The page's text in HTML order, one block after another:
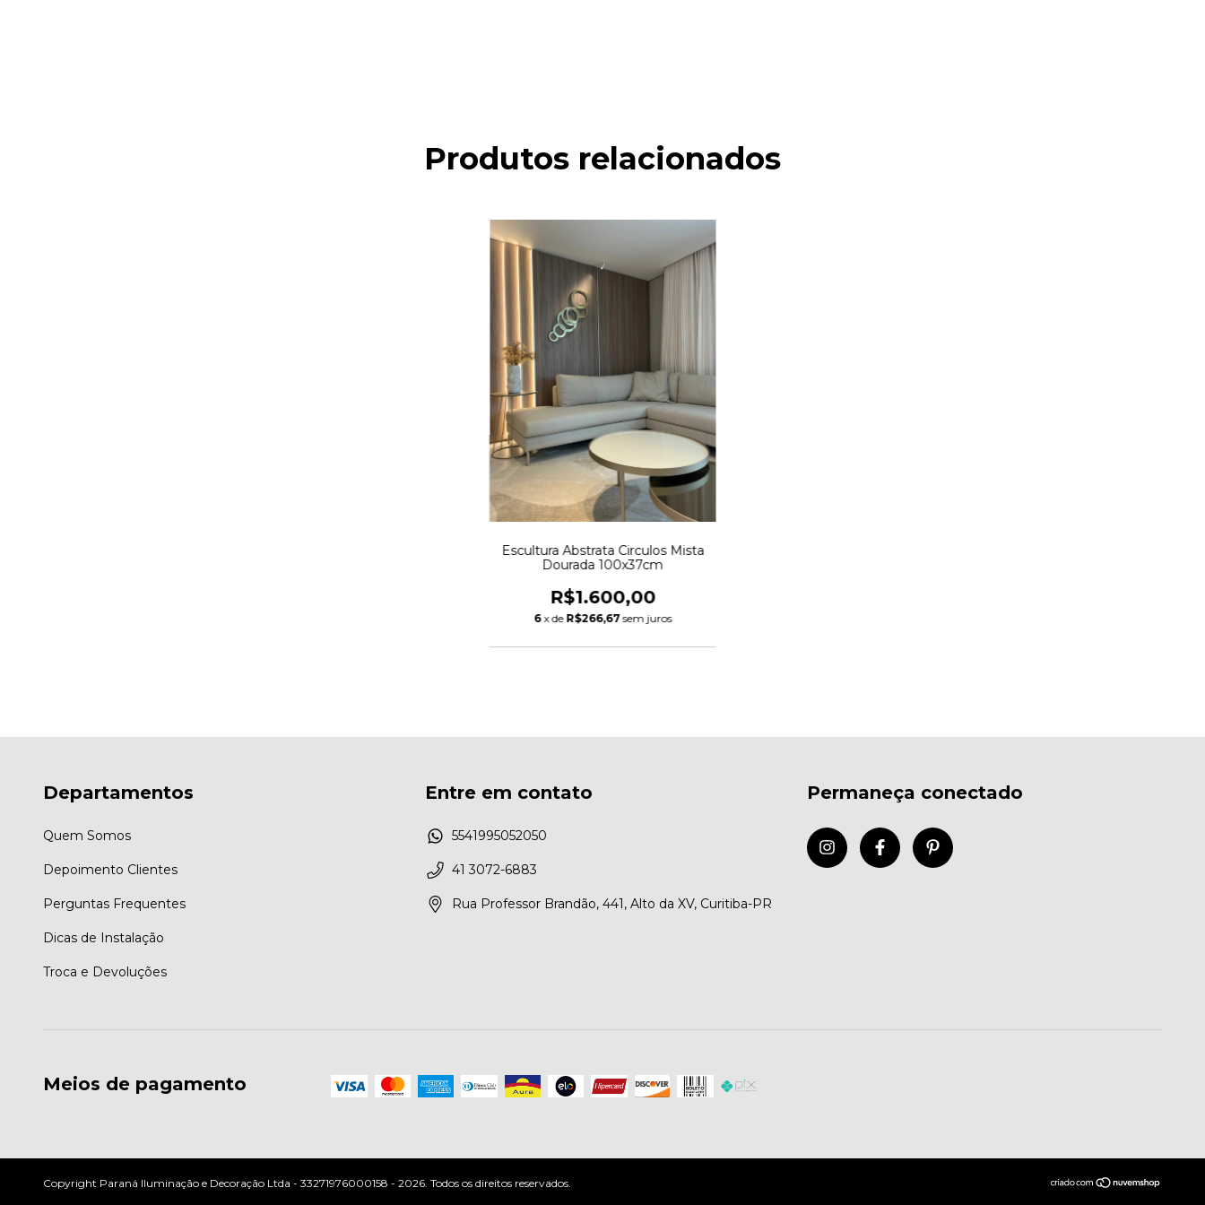
Produtos relacionados
Escultura Abstrata Circulos Mista
Dourada 100x37cm
R$1.600,00
6 x de R$266,67 sem juros
Departamentos
Quem Somos
Depoimento Clientes
Perguntas Frequentes
Dicas de Instalação
Troca e Devoluções
Entre em contato
5541995052050
41 3072-6883
Rua Professor Brandão, 441, Alto da XV, Curitiba-PR
Permaneça conectado
Meios de pagamento
Copyright Paraná Iluminação e Decoração Ltda - 33271976000158 - 2026. Todos os direitos reservados.